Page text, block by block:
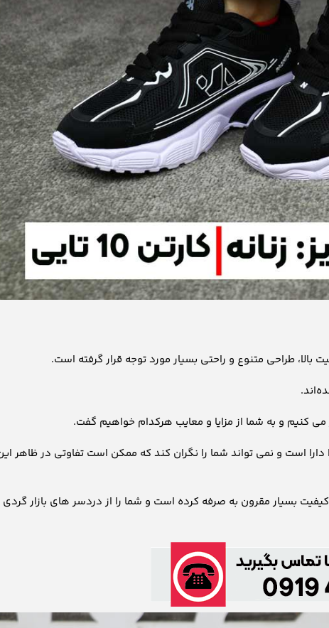
طراحی متنوع و راحتی بسیار مورد توجه قرار گرفته است.
می کنیم و به شما از مزایا و معایب هرکدام خواهیم گفت.
دارا است و نمی تواند شما را نگران کند که ممکن است تفاوتی در ظاهر
بسیار مقرون به صرفه کرده است و شما را از دردسر های بازار گردی